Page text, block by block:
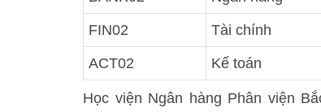
FIN02 Tài chính
ACT02 Kế toán
Học viện Ngân hàng Phân viện